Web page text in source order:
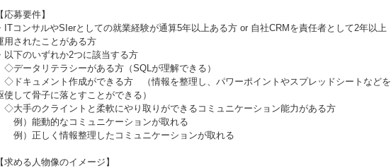
応募要件】
ITコンサルやSIerとしての就業経験が通算5年以上ある方 or 自社CRMを責任者として2年以上
用されたことがある方
以下のいずれか2つに該当する方
ータリテラシーがある方（SQLが理解できる）
キュメント作成ができる方 （情報を整理し、パワーポイントやスプレッドシートなどを
使して骨子に落とすことができる）
手のクライントと柔軟にやり取りができるコミュニケーション能力がある方
）能動的なコミュニケーションが取れる
）正しく情報整理したコミュニケーションが取れる
求める人物像のイメージ】